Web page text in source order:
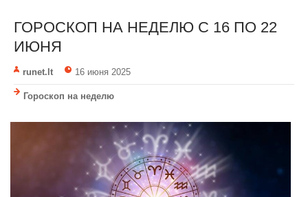
ГОРОСКОП НА НЕДЕЛЮ С 16 ПО 22
ИЮНЯ
runet.lt 16 июня 2025
Гороскоп на неделю